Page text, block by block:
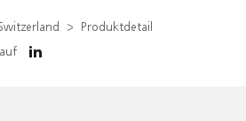
Produktdetail